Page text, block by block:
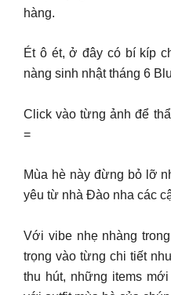
hàng.
Ét ô ét, ở đây có bí kíp
nàng sinh nhật tháng 6
Click vào từng ảnh để
=
Mùa hè này đừng bỏ lỡ
yêu từ nhà Đào nha các
Với vibe nhẹ nhàng
trọng vào từng chi tiết
thu hút, những items